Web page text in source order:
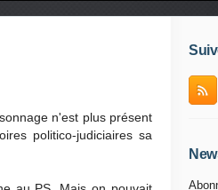
n'est plus présent
politico-judiciaires sa